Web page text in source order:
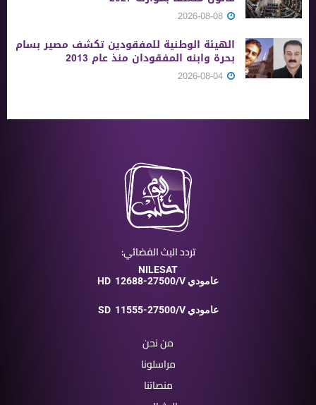
الهيئة الوطنية للمفقودين تكشف مصير بسام
بحرة وابنه المفقودان منذ عام 2013
تردد البث الفضائي:
NILESAT
HD
12688-27500/V عامودي
SD 11555-27500/V عامودي
من نحن
مراسلونا
منصاتنا